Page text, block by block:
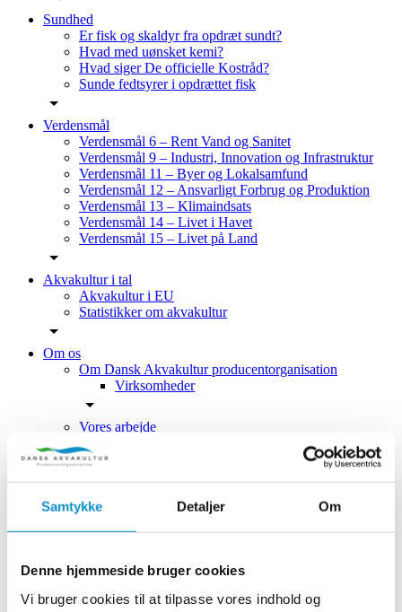
Samtykke Detaljer Om
Denne hjemmeside bruger cookies
Vi bruger cookies til at tilpasse vores indhold og
Sundhed
Er fisk og skaldyr fra opdræt sundt?
Hvad med uønsket kemi?
Hvad siger De officielle Kostråd?
Sunde fedtsyrer i opdrættet fisk
Verdensmål
Verdensmål 6 – Rent Vand og Sanitet
Verdensmål 9 – Industri, Innovation og Infrastruktur
Verdensmål 11 – Byer og Lokalsamfund
Verdensmål 12 – Ansvarligt Forbrug og Produktion
Verdensmål 13 – Klimaindsats
Verdensmål 14 – Livet i Havet
Verdensmål 15 – Livet på Land
Akvakultur i tal
Akvakultur i EU
Statistikker om akvakultur
Om os
Om Dansk Akvakultur producentorganisation
Virksomheder
Vores arbejde
Strategier og politikker
Gode praksisser og vejledninger
Kontakt
Bliv medlem
Det danske akvakultur-landkort
ASC og certificeringer
ASC og GlobalG.A.P. Aquaculture